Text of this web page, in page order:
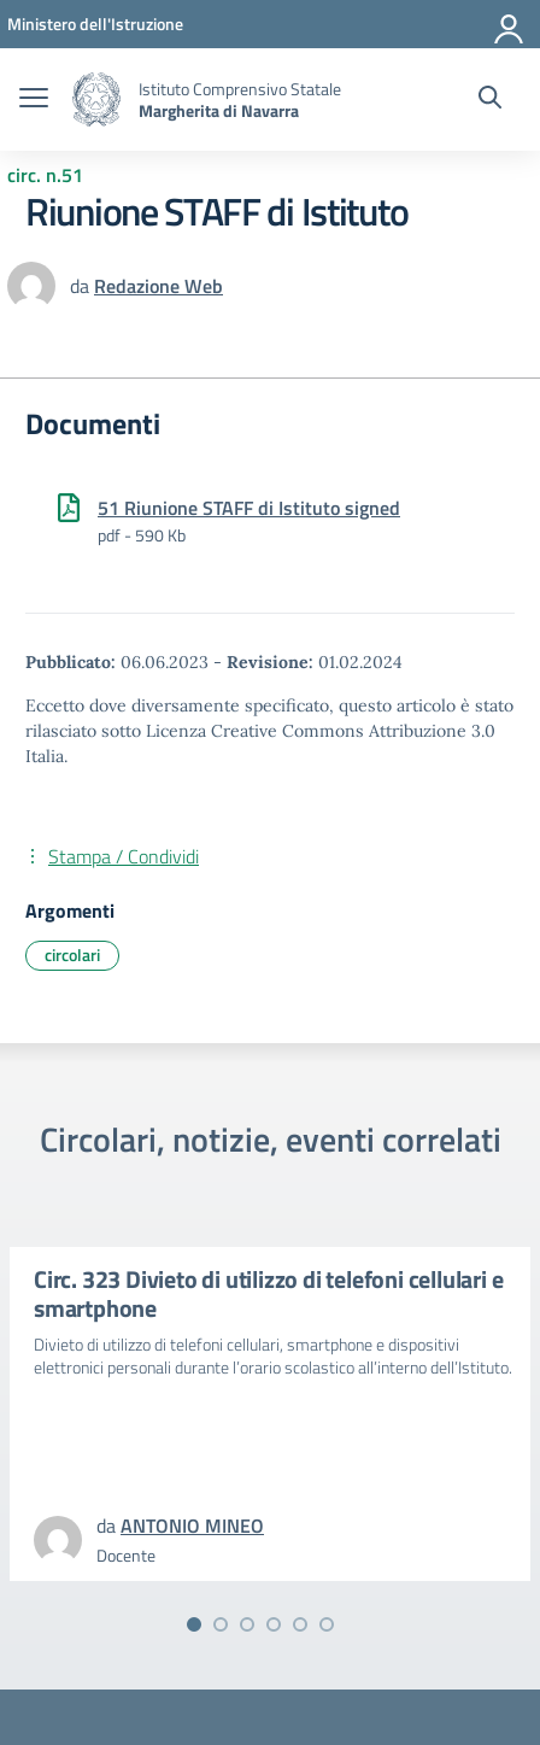
Vai ai contenuti
Vai al menu di navigazione
Vai al footer
Ministero dell'Istruzione
Istituto Comprensivo Statale
Margherita di Navarra
circ. n.51
Riunione STAFF di Istituto
da Redazione Web
Documenti
51 Riunione STAFF di Istituto signed
pdf - 590 Kb
Pubblicato: 06.06.2023 - Revisione: 01.02.2024
Eccetto dove diversamente specificato, questo articolo è stato
rilasciato sotto Licenza Creative Commons Attribuzione 3.0
Italia.
Stampa / Condividi
Argomenti
circolari
Circolari, notizie, eventi correlati
Circ. 323 Divieto di utilizzo di telefoni cellulari e
smartphone
Divieto di utilizzo di telefoni cellulari, smartphone e dispositivi
elettronici personali durante l’orario scolastico all’interno dell’Istituto.
daANTONIO MINEO
Docente